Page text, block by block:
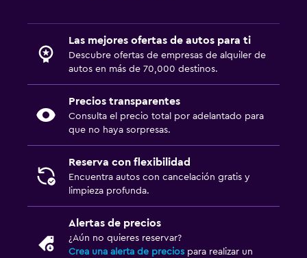
Las mejores ofertas de autos para ti
Descubre ofertas de empresas de alquiler de
autos en más de 70,000 destinos.
Precios transparentes
Consulta el precio total por adelantado para
que no haya sorpresas.
Reserva con flexibilidad
Encuentra autos con cancelación gratis y
limpieza profunda.
Alertas de precios
¿Aún no quieres reservar?
Crea una alerta de precios para realizar un